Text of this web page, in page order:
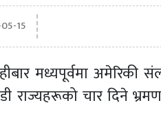
15
मध्यपूर्वमा अमेरिकी
राज्यहरूको चार दिने